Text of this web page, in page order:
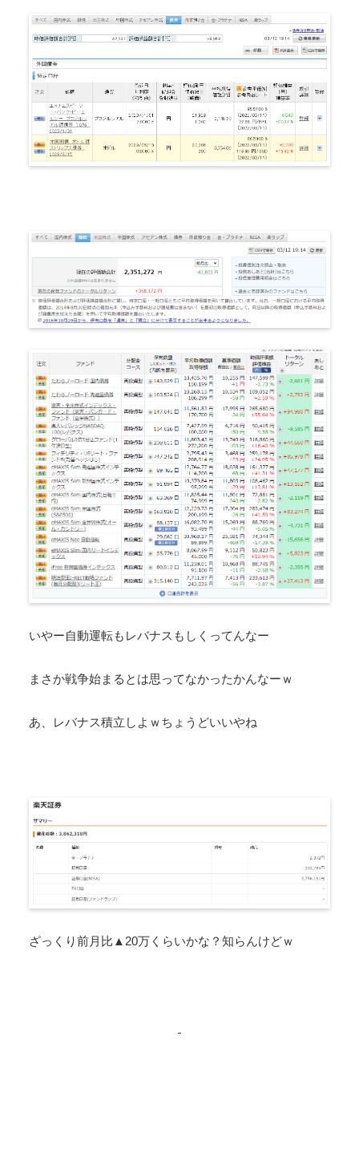
いやー自動運転もレバナスもしくってんなー
まさか戦争始まるとは思ってなかったかんなーｗ
あ、レバナス積立しよｗちょうどいいやね
ざっくり前月比▲20万くらいかな？知らんけどｗ